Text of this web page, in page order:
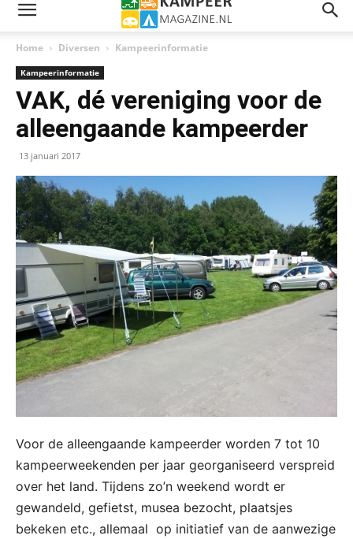
Home Diversen Kampeerinformatie
Kampeerinformatie
VAK, dé vereniging voor de
alleengaande kampeerder
13 januari 2017
Voor de alleengaande kampeerder worden 7 tot 10
kampeerweekenden per jaar georganiseerd verspreid
over het land. Tijdens zo’n weekend wordt er
gewandeld, gefietst, musea bezocht, plaatsjes
bekeken etc., allemaal op initiatief van de aanwezige